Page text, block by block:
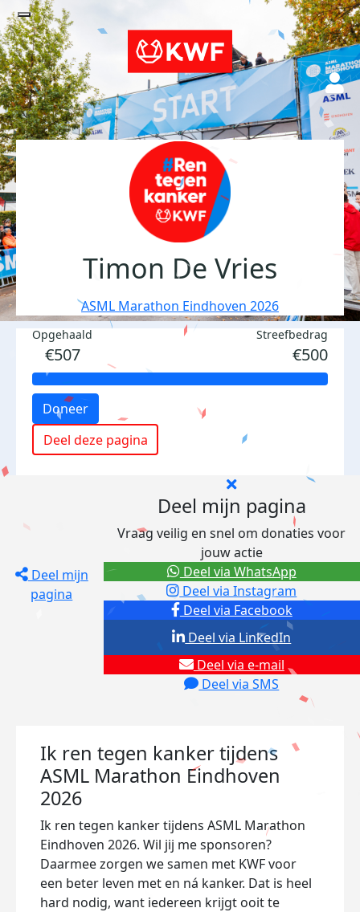
Timon De Vries
ASML Marathon Eindhoven 2026
Opgehaald
€507
Streefbedrag
€500
Doneer
Deel deze pagina
Deel mijn
pagina
Deel mijn pagina
Vraag veilig en snel om donaties voor
jouw actie
Deel via Facebook
Deel via Instagram
Deel via e-mail
Deel via SMS
Deel via LinkedIn
Deel via WhatsApp
Ik ren tegen kanker tijdens
ASML Marathon Eindhoven
2026
Ik ren tegen kanker tijdens ASML Marathon
Eindhoven 2026. Wil jij me sponsoren?
Daarmee zorgen we samen met KWF voor
een beter leven met en ná kanker. Dat is heel
hard nodig, want iedereen krijgt ooit te